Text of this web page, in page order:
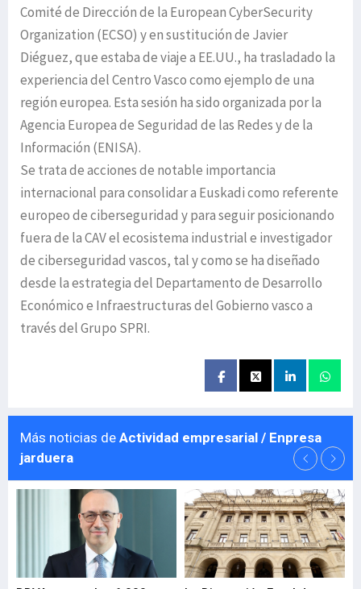
Comité de Dirección de la European CyberSecurity
Organization (ECSO) y en sustitución de Javier
Diéguez, que estaba de viaje a EE.UU., ha trasladado la
experiencia del Centro Vasco como ejemplo de una
región europea. Esta sesión ha sido organizada por la
Agencia Europea de Seguridad de las Redes y de la
Información (ENISA).
Se trata de acciones de notable importancia
internacional para consolidar a Euskadi como referente
europeo de ciberseguridad y para seguir posicionando
fuera de la CAV el ecosistema industrial e investigador
de ciberseguridad vascos, tal y como se ha diseñado
desde la estrategia del Departamento de Desarrollo
Económico e Infraestructuras del Gobierno vasco a
través del Grupo SPRI.
Más noticias de Actividad empresarial / Enpresa
jarduera